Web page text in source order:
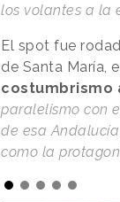
los volantes a la
El spot fue
de Santa María,
costumbrismo
paralelismo con
de esa
como la